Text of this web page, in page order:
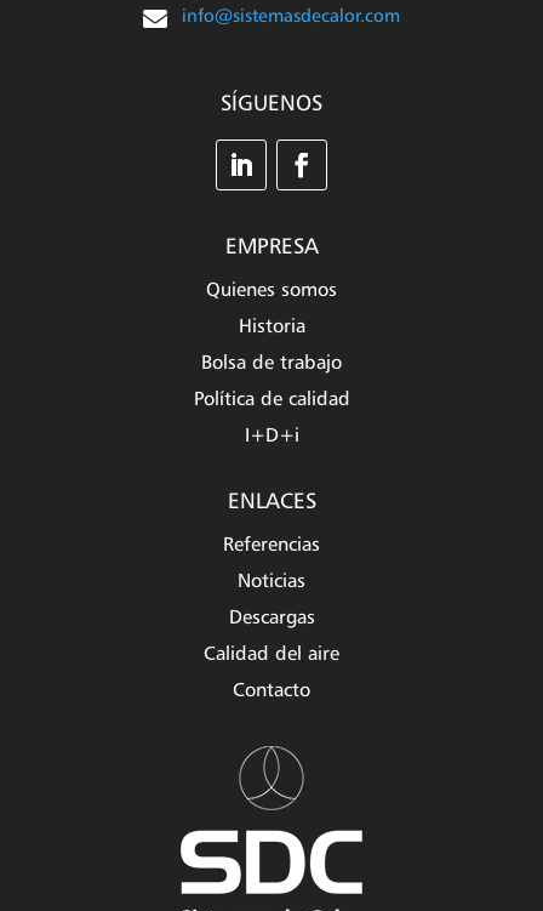
 info@sistemasdecalor.com
SÍGUENOS
EMPRESA
Quienes somos
Historia
Bolsa de trabajo
Política de calidad
I+D+i
ENLACES
Referencias
Noticias
Descargas
Calidad del aire
Contacto